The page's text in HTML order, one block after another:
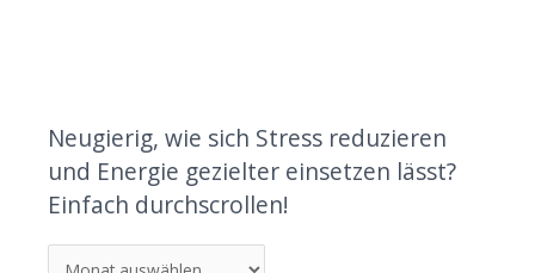
Neugierig, wie sich Stress reduzieren
und Energie gezielter einsetzen lässt?
Einfach durchscrollen!